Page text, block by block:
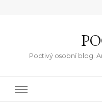
Poctivý osobní blog.